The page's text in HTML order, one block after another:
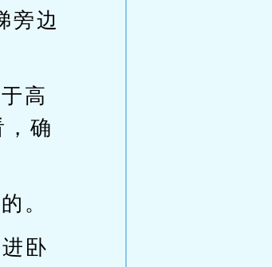
旁边
高
确
。
卧